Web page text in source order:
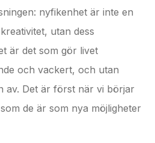
nyfikenhet är inte en
utan dess
är det som gör livet
och vackert, och utan
av. Det är först när vi börjar
de är som nya möjligheter